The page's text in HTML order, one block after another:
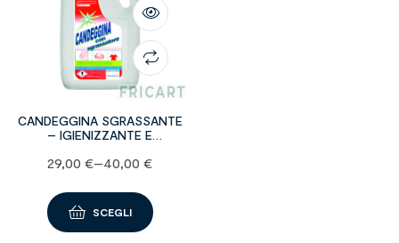
CANDEGGINA SGRASSANTE
– IGIENIZZANTE E
29,00 €–40,00 €
SCEGLI